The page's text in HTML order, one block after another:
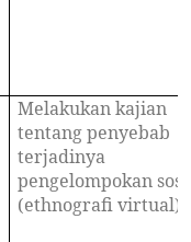
Melakukan kajian
tentang penyebab
terjadinya
pengelompokan
(ethnografi virtual)